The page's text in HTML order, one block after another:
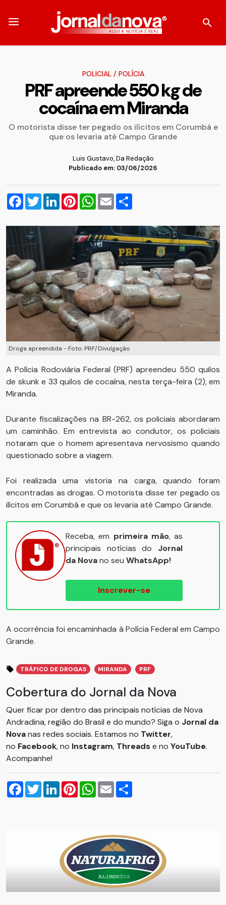
POLICIAL/ POLÍCIA
PRF apreende 550 kg de
cocaína em Miranda
O motorista disse ter pegado os ilícitos em Corumbá e
que os levaria até Campo Grande
Luis Gustavo, Da Redação
Publicado em: 03/06/2026
Facebook
TwitterLinkedInPinterestWhatsApp
Email
Droga apreendida - Foto: PRF/Divulgação
A Polícia Rodoviária Federal (PRF) apreendeu 550 quilos
de skunk e 33 quilos de cocaína, nesta terça-feira (2), em
Miranda.
Durante fiscalizações na BR-262, os policiais abordaram
um caminhão. Em entrevista ao condutor, os policiais
notaram que o homem apresentava nervosismo quando
questionado sobre a viagem.
Foi realizada uma vistoria na carga, quando foram
encontradas as drogas. O motorista disse ter pegado os
ilícitos em Corumbá e que os levaria até Campo Grande.
Receba, em primeira mão, as
principais notícias do Jornal
da Novano seu WhatsApp!
Inscrever-se
A ocorrência foi encaminhada à Polícia Federal em Campo
Grande.
TRÁFICO DE DROGAS MIRANDA PRF
Cobertura do Jornal da Nova
Quer ficar por dentro das principais notícias de Nova
Andradina, região do Brasil e do mundo? Siga o Jornal da
Novanas redes sociais. Estamos no Twitter,
no Facebook, no Instagram, Threads e no YouTube.
Acompanhe!
Facebook
TwitterLinkedInPinterestWhatsApp
Email